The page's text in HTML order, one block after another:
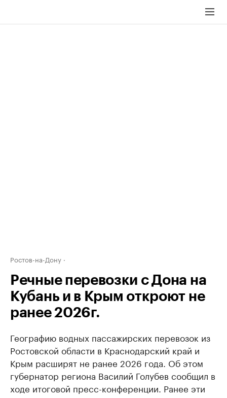
Ростов-на-Дону
Речные перевозки с Дона на
Кубань и в Крым откроют не
ранее 2026г.
Географию водных пассажирских перевозок из
Ростовской области в Краснодарский край и
Крым расширят не ранее 2026 года. Об этом
губернатор региона Василий Голубев сообщил в
ходе итоговой пресс-конференции. Ранее эти